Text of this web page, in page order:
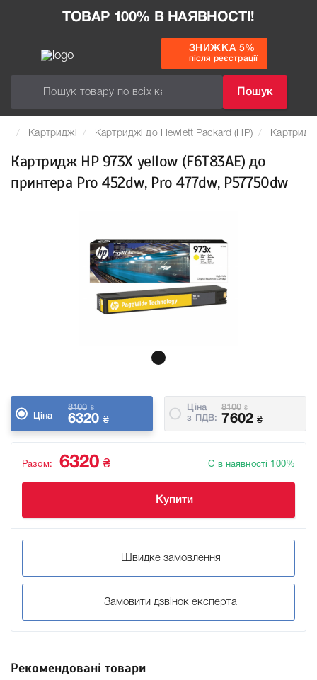
ТОВАР 100% В НАЯВНОСТІ!
Пошук
ЗНИЖКА 5%
після реєстрації
Картриджі Картриджі до Hewlett Packard (HP)
Картридж HP 973X yellow (F6T83AE) до
принтера Pro 452dw, Pro 477dw, P57750dw
Ціна
8100 ₴
6320 ₴
Ціна
з ПДВ:
8100 ₴
7602 ₴
Є в наявності 100%
Разом: 6320 ₴
Купити
Швидке замовлення
Замовити дзвінок експерта
Рекомендовані товари